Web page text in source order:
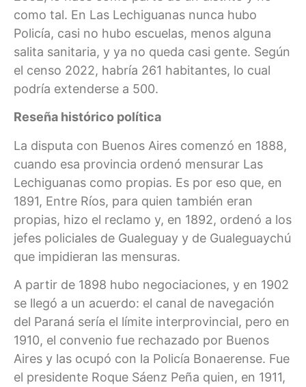
como tal. En Las Lechiguanas nunca hubo
Policía, casi no hubo escuelas, menos alguna
salita sanitaria, y ya no queda casi gente. Según
el censo 2022, habría 261 habitantes, lo cual
podría extenderse a 500.
Reseña histórico política
La disputa con Buenos Aires comenzó en 1888,
cuando esa provincia ordenó mensurar Las
Lechiguanas como propias. Es por eso que, en
1891, Entre Ríos, para quien también eran
propias, hizo el reclamo y, en 1892, ordenó a los
jefes policiales de Gualeguay y de Gualeguaychú
que impidieran las mensuras.
A partir de 1898 hubo negociaciones, y en 1902
se llegó a un acuerdo: el canal de navegación
del Paraná sería el límite interprovincial, pero en
1910, el convenio fue rechazado por Buenos
Aires y las ocupó con la Policía Bonaerense. Fue
el presidente Roque Sáenz Peña quien, en 1911,